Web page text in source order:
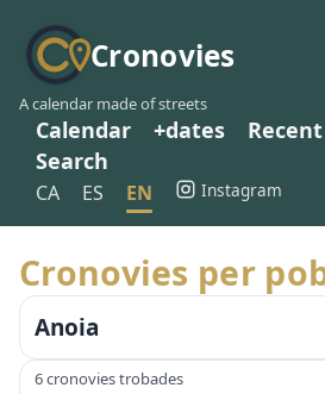
Cronovies
A calendar made of streets
Calendar +dates Recent
Search
CA ES EN Instagram
Cronovies per
Anoia
6 cronovies trobades